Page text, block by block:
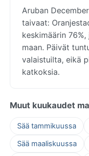
Aruban
taivaat:
keskimäärin
maan. Päivät
valaistuilta, eikä
katkoksia.
Muut kuukaudet
Sää tammikuussa
Sää maaliskuussa